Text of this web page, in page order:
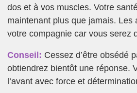
dos et à vos muscles. Votre
maintenant plus que jamais. Les
votre compagnie car vous serez
Conseil: Cessez d’être obsédé
obtiendrez bientôt une réponse.
l’avant avec force et